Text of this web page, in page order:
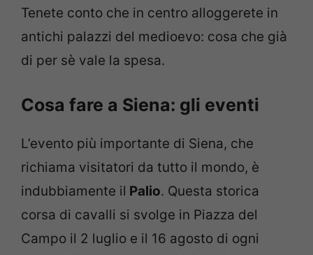
Tenete conto che in centro alloggerete in
antichi palazzi del medioevo: cosa che già
di per sè vale la spesa.
Cosa fare a Siena: gli eventi
L’evento più importante di Siena, che
richiama visitatori da tutto il mondo, è
indubbiamente il Palio. Questa storica
corsa di cavalli si svolge in Piazza del
Campo il 2 luglio e il 16 agosto di ogni